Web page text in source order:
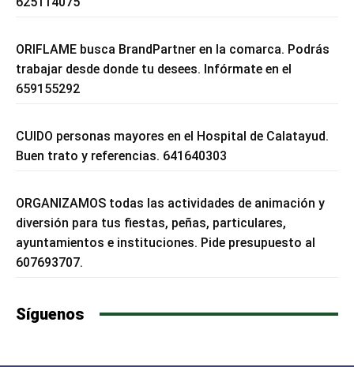
ORIFLAME busca BrandPartner en la comarca. Podrás
trabajar desde donde tu desees. Infórmate en el
659155292
CUIDO personas mayores en el Hospital de Calatayud.
Buen trato y referencias. 641640303
ORGANIZAMOS todas las actividades de animación y
diversión para tus fiestas, peñas, particulares,
ayuntamientos e instituciones. Pide presupuesto al
607693707.
Síguenos